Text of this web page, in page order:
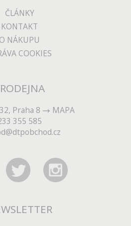
ČLÁNKY
KONTAKT
O NÁKUPU
COOKIES
Praha 8
MAPA
355 585